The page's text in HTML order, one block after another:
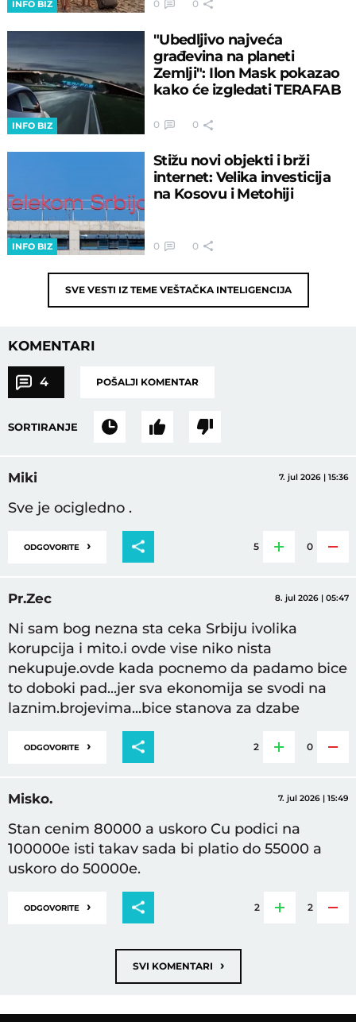
INFO BIZ 0 0
INFO BIZ
"Ubedljivo najveća
građevina na planeti
Zemlji": Ilon Mask pokazao
kako će izgledati TERAFAB
0 0
INFO BIZ
Stižu novi objekti i brži
internet: Velika investicija
na Kosovu i Metohiji
0 0
SVE VESTI IZ TEME VEŠTAČKA INTELIGENCIJA
KOMENTARI
4 POŠALJI KOMENTAR
SORTIRANJE
Miki 7. jul 2026 | 15:36
Sve je ocigledno .
ODGOVORITE › 5 0
Pr.Zec 8. jul 2026 | 05:47
Ni sam bog nezna sta ceka Srbiju ivolika
korupcija i mito.i ovde vise niko nista
nekupuje.ovde kada pocnemo da padamo bice
to doboki pad...jer sva ekonomija se svodi na
laznim.brojevima...bice stanova za dzabe
ODGOVORITE › 2 0
Misko. 7. jul 2026 | 15:49
Stan cenim 80000 a uskoro Cu podici na
100000e isti takav sada bi platio do 55000 a
uskoro do 50000e.
ODGOVORITE › 2 2
SVI KOMENTARI ›